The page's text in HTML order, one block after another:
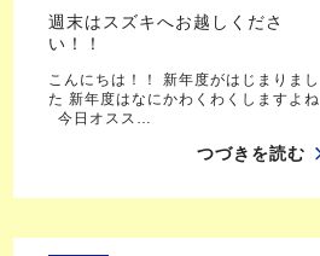
週末はスズキへお越しくださ
い！！
こんにちは！！ 新年度がはじまりまし
た 新年度はなにかわくわくしますよね
今日オスス…
つづきを読む